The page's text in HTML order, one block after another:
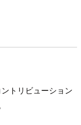
トリビューション